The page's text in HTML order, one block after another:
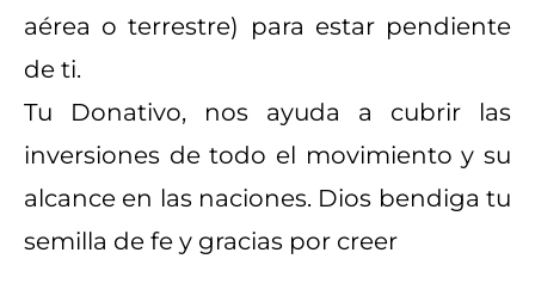
aérea o terrestre) para estar pendiente
de ti.
Tu Donativo, nos ayuda a cubrir las
inversiones de todo el movimiento y su
alcance en las naciones. Dios bendiga tu
semilla de fe y gracias por creer